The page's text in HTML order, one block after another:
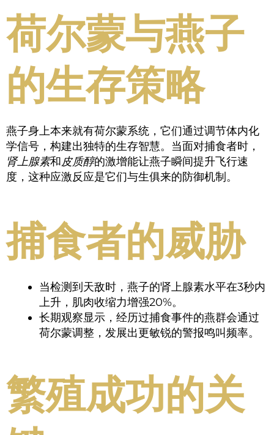
荷尔蒙与燕子
的生存策略
燕子身上本来就有荷尔蒙系统，它们通过调节体内化
学信号，构建出独特的生存智慧。当面对捕食者时，
肾上腺素和皮质醇的激增能让燕子瞬间提升飞行速
度，这种应激反应是它们与生俱来的防御机制。
捕食者的威胁
当检测到天敌时，燕子的肾上腺素水平在3秒内
上升，肌肉收缩力增强20%。
长期观察显示，经历过捕食事件的燕群会通过
荷尔蒙调整，发展出更敏锐的警报鸣叫频率。
繁殖成功的关